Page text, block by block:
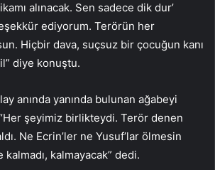
alınacak. Sen sadece dik dur’
ediyorum. Terörün her
Hiçbir dava, suçsuz bir çocuğun kanı
diye konuştu.
anında yanında bulunan ağabeyi
şeyimiz birlikteydi. Terör denen
Ne Ecrin’ler ne Yusuf’lar ölmesin
kalmadı, kalmayacak” dedi.